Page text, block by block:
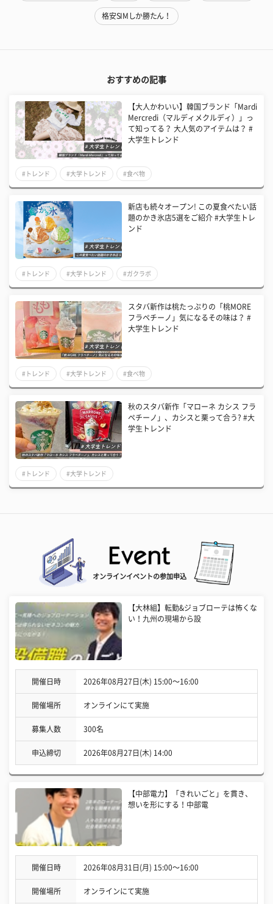
格安SIMしか勝たん！
おすすめの記事
【大人かわいい】韓国ブランド「Mardi
Mercredi（マルディメクルディ）」っ
て知ってる？ 大人気のアイテムは？ #
大学生トレンド
#トレンド #大学トレンド #食べ物
新店も続々オープン! この夏食べたい話
題のかき氷店5選をご紹介 #大学生トレ
ンド
#トレンド #大学トレンド #ガクラボ
スタバ新作は桃たっぷりの「桃MORE
フラペチーノ」気になるその味は？ #
大学生トレンド
#トレンド #大学トレンド #食べ物
秋のスタバ新作「マローネ カシス フラ
ペチーノ」、カシスと栗って合う? #大
学生トレンド
#トレンド #大学トレンド
オンラインイベントの参加申込
【大林組】転勤&ジョブローテは怖くな
い！九州の現場から設
開催日時 2026年08月27日(木) 15:00〜16:00
開催場所 オンラインにて実施
募集人数 300名
申込締切 2026年08月27日(木) 14:00
【中部電力】「きれいごと」を貫き、
想いを形にする！中部電
開催日時 2026年08月31日(月) 15:00〜16:00
開催場所 オンラインにて実施